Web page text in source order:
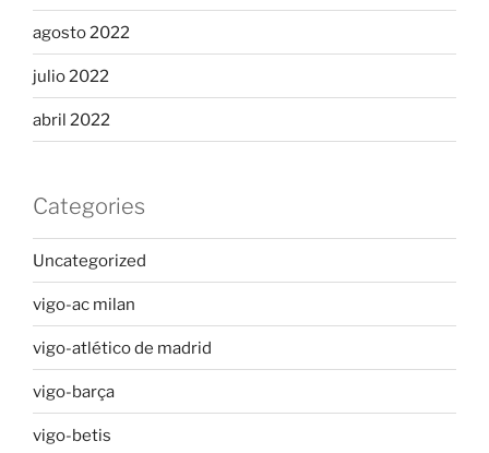
agosto 2022
julio 2022
abril 2022
Categories
Uncategorized
vigo-ac milan
vigo-atlético de madrid
vigo-barça
vigo-betis